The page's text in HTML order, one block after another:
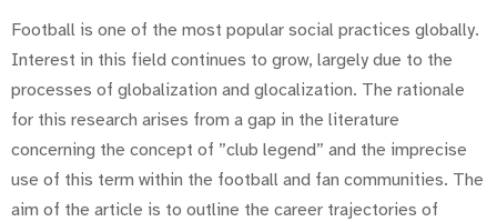
Football is one of the most popular social practices globally.
Interest in this field continues to grow, largely due to the
processes of globalization and glocalization. The rationale
for this research arises from a gap in the literature
concerning the concept of ”club legend” and the imprecise
use of this term within the football and fan communities. The
aim of the article is to outline the career trajectories of